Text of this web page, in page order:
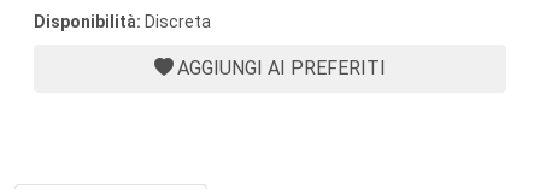
Disponibilità: Discreta
AGGIUNGI AI PREFERITI